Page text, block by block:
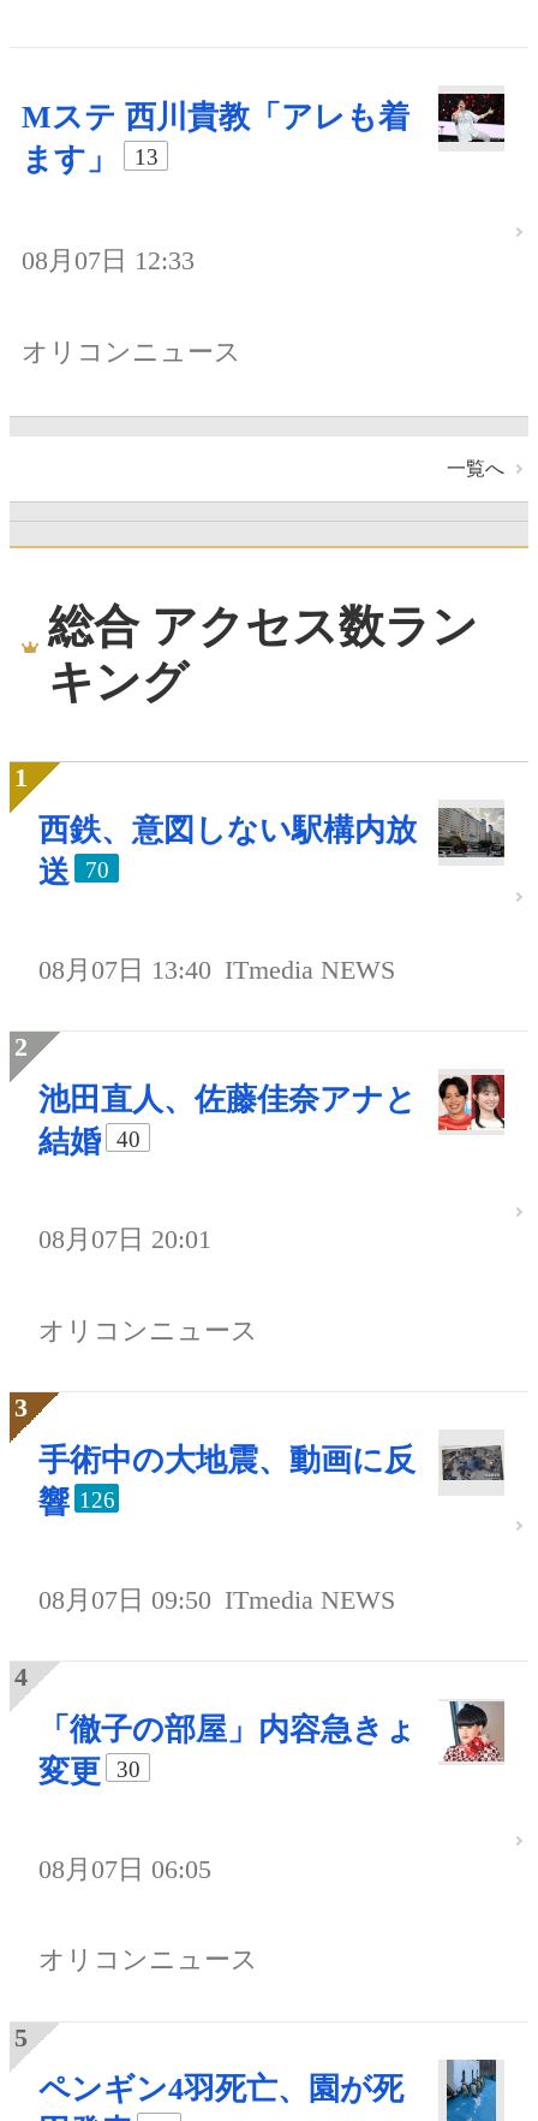
Mステ 西川貴教「アレも着
ます」
13
08月07日 12:33
オリコンニュース
一覧へ
総合 アクセス数ラン
キング
西鉄、意図しない駅構内放
送
70
08月07日 13:40 ITmedia NEWS
池田直人、佐藤佳奈アナと
結婚
40
08月07日 20:01
オリコンニュース
手術中の大地震、動画に反
響 126
08月07日 09:50 ITmedia NEWS
「徹子の部屋」内容急きょ
変更
30
08月07日 06:05
オリコンニュース
ペンギン4羽死亡、園が死